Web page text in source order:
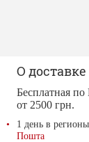
О доставке
Бесплатная по
от 2500 грн.
1 день в
Пошта